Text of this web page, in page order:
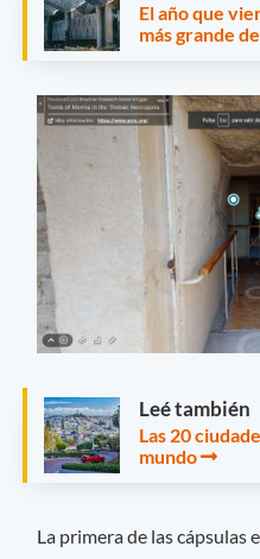
El año que
más grande
Leé también
Las 20
mundo
La primera de las cápsulas